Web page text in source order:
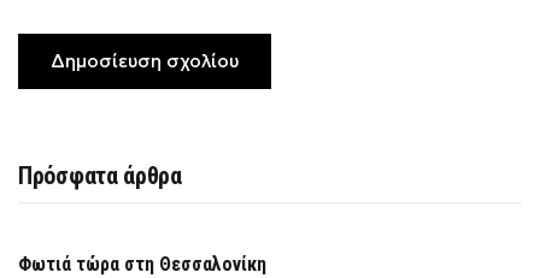
Πρόσφατα άρθρα
Φωτιά τώρα στη Θεσσαλονίκη